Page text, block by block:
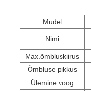
Mudel
Nimi
Max.õmbluskiirus
Õmbluse pikkus
Ülemine voog